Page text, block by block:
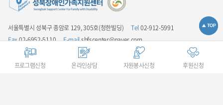
프로그램신청 온라인상담 자원봉사신청 후원신청
서울특별시 성북구 종암로 129, 305호(청한빌딩) Tel02-912-5991
Fax02-6952-5110 E-mailsbfscenter@naver.com
업무시간안내
평일 9:00 ~ 18:00 / 점심시간 12:00 ~ 13:00 / 주말 및 공휴일은
휴무입니다